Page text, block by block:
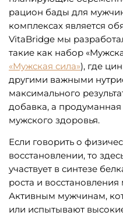
рацион бады для
комплексах является
VitaBridge мы
такие как набор
«Мужская сила»), где
другими важными
максимального
добавка, а
мужского здоровья.
Если говорить о
восстановлении, то
участвует в синтезе
роста и
Активным мужчинам,
или испытывают